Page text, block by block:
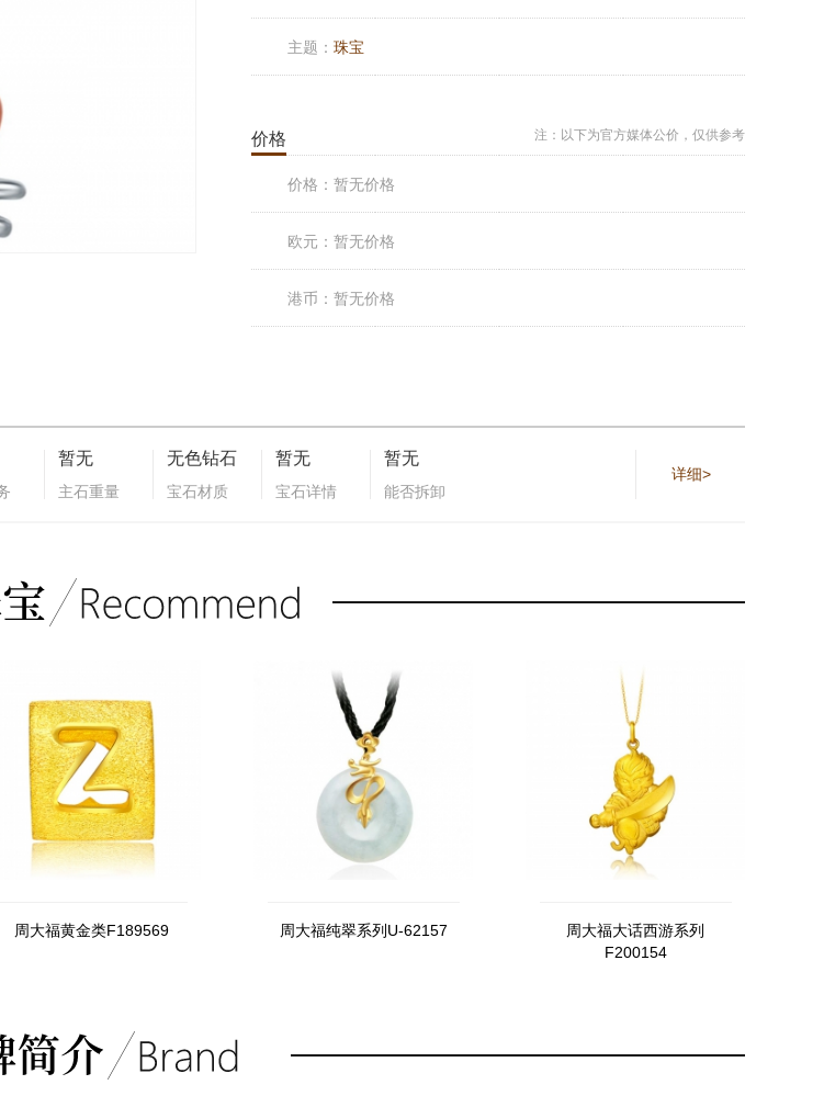
主题： 珠宝
价格 注：以下为官方媒体公价，仅供参考
价格： 暂无价格
欧元： 暂无价格
港币： 暂无价格
暂无
主石重量
无色钻石
宝石材质
暂无
宝石详情
暂无
能否拆卸
详细>
周大福黄金类F189569 周大福纯翠系列U-62157
周大福大话西游系列
F200154